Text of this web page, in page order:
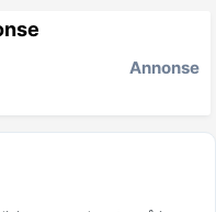
Annonse